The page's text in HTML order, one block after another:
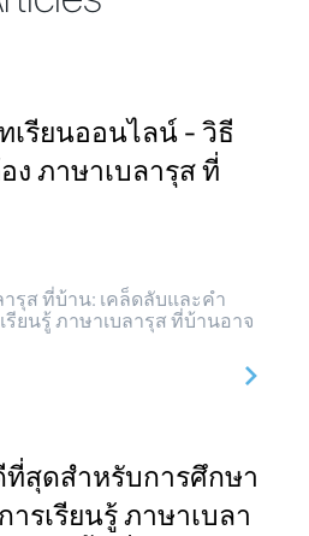
เรียนออนไลน์ - วิธี
ง ภาษาเบลารุส ที่
ารุส ที่บ้าน: เคล็ดลับและคำ
ยนรู้ ภาษาเบลารุส ที่บ้านอาจ
สุดสำหรับการศึกษา
รเรียนรู้ ภาษาเบลา